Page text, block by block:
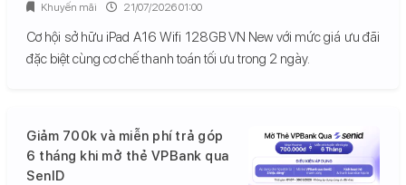
Cơ hội sở hữu iPad A16 Wifi 128GB VN New với mức giá ưu đãi
đặc biệt cùng cơ chế thanh toán tối ưu trong 2 ngày.
Khuyến mãi 21/07/2026 01:00
Giảm 700k và miễn phí trả góp
6 tháng khi mở thẻ VPBank qua
SenID